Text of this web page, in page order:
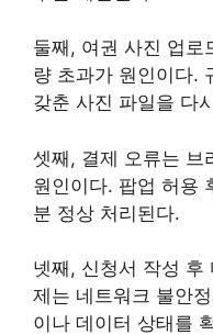
둘째, 여권 사진 업로
량 초과가 원인이다.
갖춘 사진 파일을 다
셋째, 결제 오류는 브
원인이다. 팝업 허용
분 정상 처리된다.
넷째, 신청서 작성 후
제는 네트워크 불안
이나 데이터 상태를